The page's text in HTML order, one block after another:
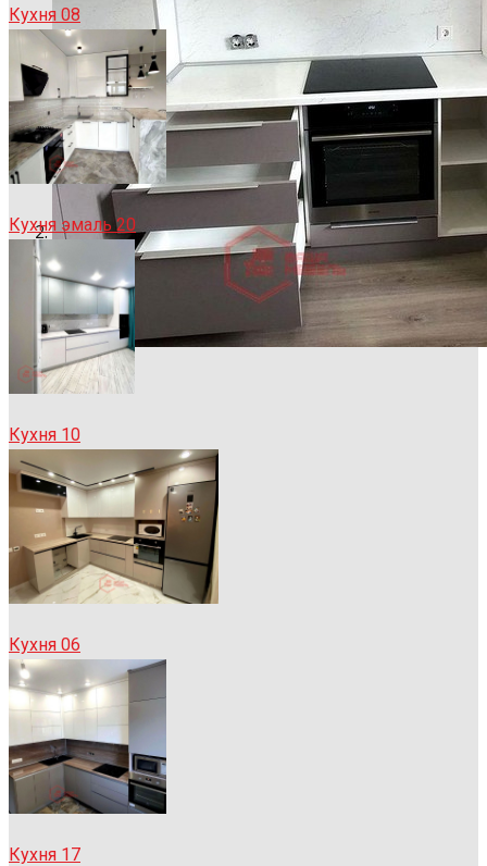
Кухня 08
Кухня эмаль 20
Кухня 10
Кухня 06
Кухня 17